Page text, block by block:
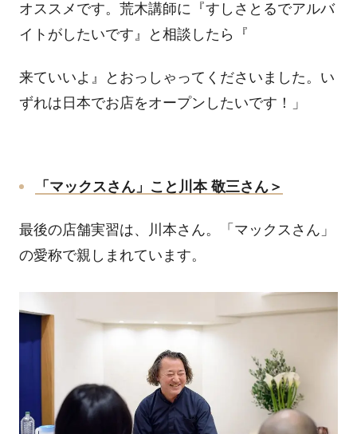
オススメです。荒木講師に『すしさとるでアルバ
イトがしたいです』と相談したら『
来ていいよ』とおっしゃってくださいました。い
ずれは日本でお店をオープンしたいです！」
「マックスさん」こと川本 敬三さん＞
最後の店舗実習は、川本さん。「マックスさん」
の愛称で親しまれています。